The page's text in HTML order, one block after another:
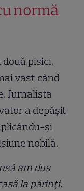
normă
pisici,
vast când
Jurnalista
a depășit
și
nobilă.
am dus
la părinți,